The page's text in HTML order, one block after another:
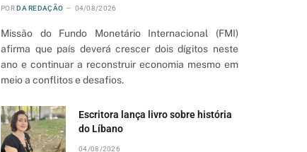
POR DA REDAÇÃO 04/08/2026
Missão do Fundo Monetário Internacional (FMI)
afirma que país deverá crescer dois dígitos neste
ano e continuar a reconstruir economia mesmo em
meio a conflitos e desafios.
Escritora lança livro sobre história
do Líbano
04/08/2026